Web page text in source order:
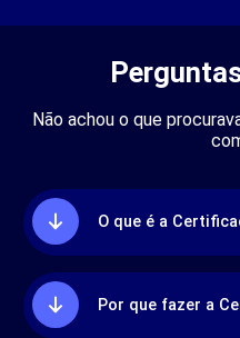
Não achou o que
O que é a
Por que fazer a